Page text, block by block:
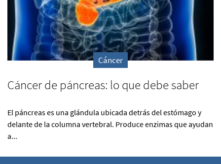
Cáncer
Cáncer de páncreas: lo que debe saber
El páncreas es una glándula ubicada detrás del estómago y
delante de la columna vertebral. Produce enzimas que ayudan
a...